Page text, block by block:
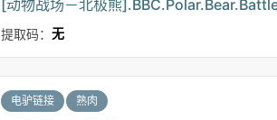
[动物战场－北极熊
提取码： 无
电驴链接 熟肉